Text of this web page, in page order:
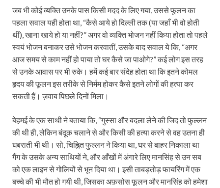
जब भी कोई व्यक्ति उनके पास किसी मदद के लिए गया, उससे फूलन का
पहला सवाल यही होता था, “कैसे आये हो दिल्ली तक (या जहाँ भी वो होती
थीं), खाना खाये हो या नहीं?” अगर वो व्यक्ति भोजन नहीं किया होता तो पहले
स्वयं भोजन बनाकर उसे भोजन करवातीं, उसके बाद सवाल ये कि, “अगर
आज समय से काम नहीं हो पाया तो घर कैसे जा पाओगे?” कई लोग इस तरह
से उनके आवास पर भी रुके। हमें कई बार संदेह होता था कि इतने कोमल
हृदय की फूलन इस तरीके से निर्मम होकर कैसे इतने लोगों की हत्या कर
सकती हैं। ज़वाब पिछले दिनों मिला।
बेहमई के एक साथी ने बताया कि, “गुस्सा और बदला लेने की जिद तो फुल्लन
की थी ही, लेकिन बंदूक चलाने से और किसी की हत्या करने से वह उतना ही
घबराती भी थी। सो, चिह्नित फुल्लन ने किया था, घर से बाहर निकाला था
गैंग के उसके अन्य साथियों ने, और आँखों में अंगारे लिए मानसिंह से उन सब
को एक लाइन से गोलियों से भून दिया था। इसी ताबड़तोड़ फायरिंग में एक
बच्चे की भी मौत हो गयी थी, जिसका अफ़सोस फूलन और मानसिंह को हमेशा